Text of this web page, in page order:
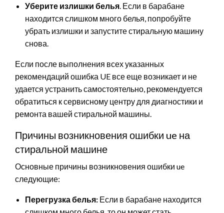
Уберите излишки белья. Если в барабане
находится слишком много белья, попробуйте
убрать излишки и запустите стиральную машину
снова.
Если после выполнения всех указанных
рекомендаций ошибка UE все еще возникает и не
удается устранить самостоятельно, рекомендуется
обратиться к сервисному центру для диагностики и
ремонта вашей стиральной машины.
Причины возникновения ошибки ue на
стиральной машине
Основные причины возникновения ошибки ue
следующие:
Перегрузка белья: Если в барабане находится